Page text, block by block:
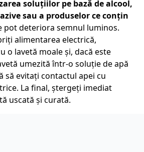
soluțiilor pe bază de alcool,
sau a produselor ce conțin
pot deteriora semnul luminos.
alimentarea electrică,
o lavetă moale și, dacă este
umezită într-o soluție de apă
să evitați contactul apei cu
La final, ștergeți imediat
uscată și curată.